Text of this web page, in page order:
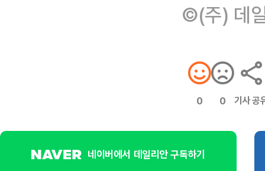
©(주) 데
0 0 기사 공
네이버에서 데일리안 구독하기